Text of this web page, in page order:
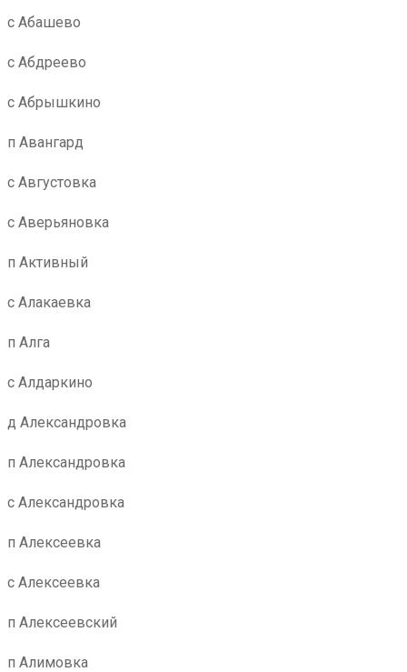
с Абашево
с Абдреево
с Абрышкино
п Авангард
с Августовка
с Аверьяновка
п Активный
с Алакаевка
п Алга
с Алдаркино
д Александровка
п Александровка
с Александровка
п Алексеевка
с Алексеевка
п Алексеевский
п Алимовка